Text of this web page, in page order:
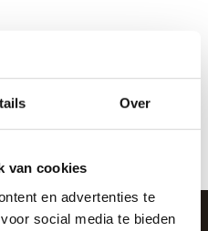
Over
van cookies
en advertenties te
social media te bieden